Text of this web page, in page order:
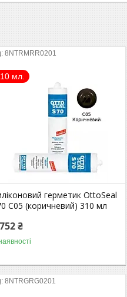
8NTRMRR0201
мл.
герметик OttoSeal
С05 (коричневий) 310 мл
₴
8NTRGRG0201